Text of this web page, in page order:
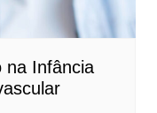
na Infância